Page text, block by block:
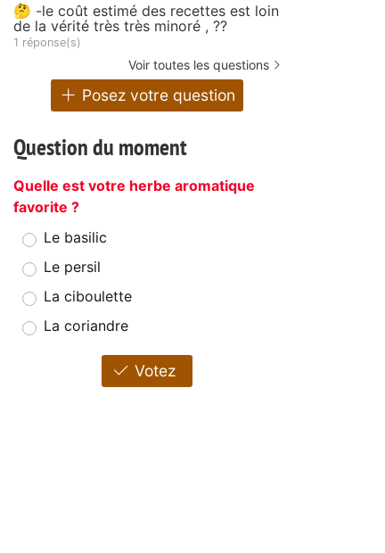
🤔 -le coût estimé des recettes est loin
de la vérité très très minoré , ??
1 réponse(s)
Voir toutes les questions
Posez votre question
Question du moment
Quelle est votre herbe aromatique
favorite ?
Le basilic
Le persil
La ciboulette
La coriandre
Votez